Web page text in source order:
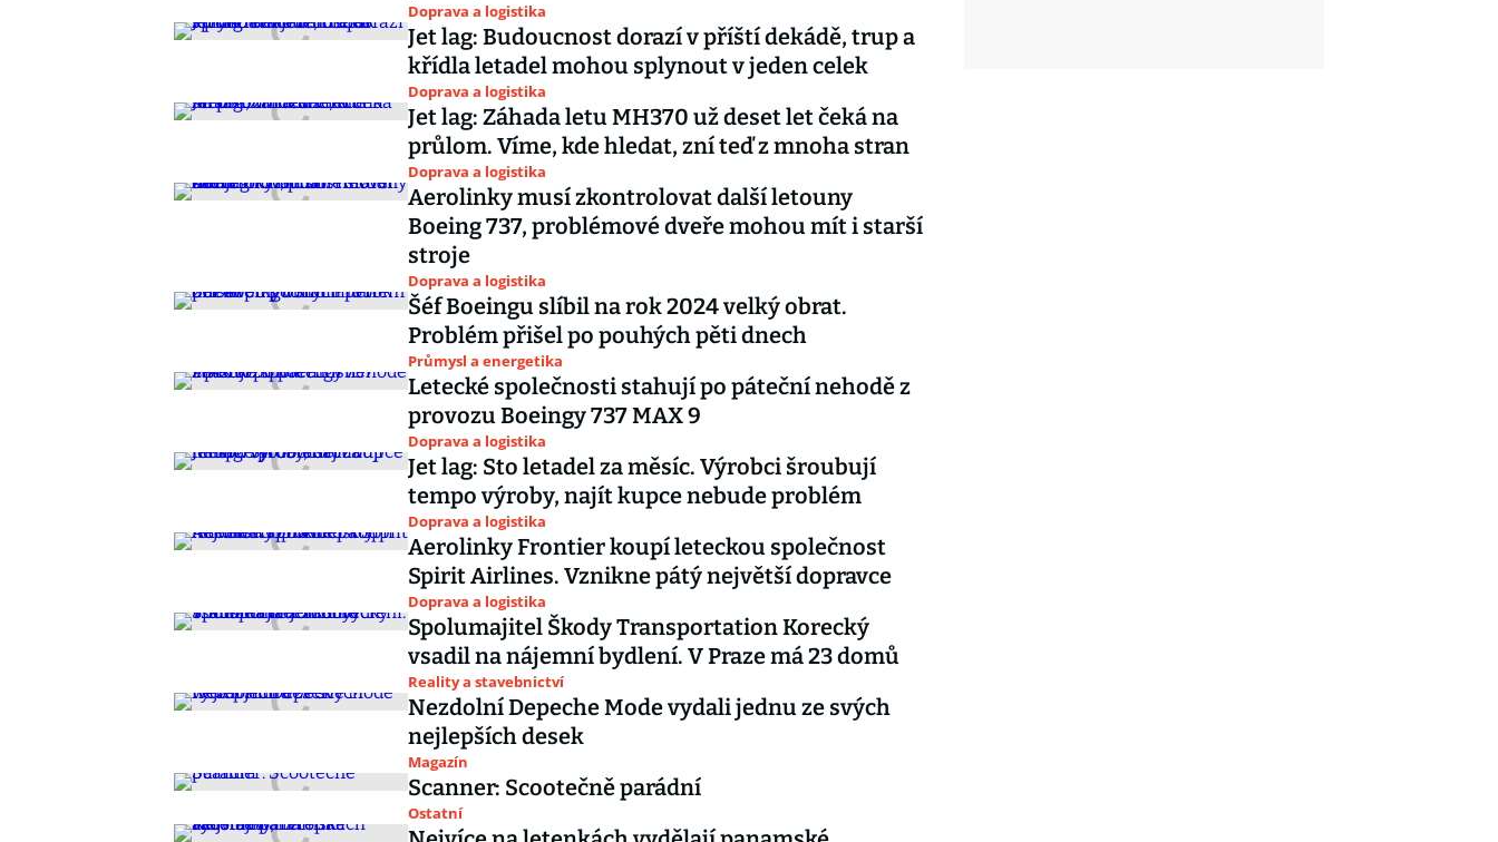
Doprava a logistika
Jet lag: Budoucnost dorazí v příští dekádě, trup a
křídla letadel mohou splynout v jeden celek
Doprava a logistika
Jet lag: Záhada letu MH370 už deset let čeká na
průlom. Víme, kde hledat, zní teď z mnoha stran
Doprava a logistika
Aerolinky musí zkontrolovat další letouny
Boeing 737, problémové dveře mohou mít i starší
stroje
Doprava a logistika
Šéf Boeingu slíbil na rok 2024 velký obrat.
Problém přišel po pouhých pěti dnech
Průmysl a energetika
Letecké společnosti stahují po páteční nehodě z
provozu Boeingy 737 MAX 9
Doprava a logistika
Jet lag: Sto letadel za měsíc. Výrobci šroubují
tempo výroby, najít kupce nebude problém
Doprava a logistika
Aerolinky Frontier koupí leteckou společnost
Spirit Airlines. Vznikne pátý největší dopravce
Doprava a logistika
Spolumajitel Škody Transportation Korecký
vsadil na nájemní bydlení. V Praze má 23 domů
Reality a stavebnictví
Nezdolní Depeche Mode vydali jednu ze svých
nejlepších desek
Magazín
Scanner: Scootečně parádní
Ostatní